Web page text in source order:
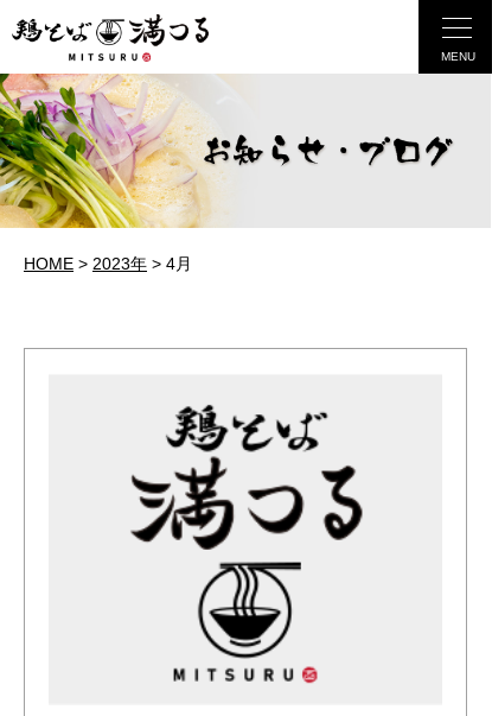
MENU
HOME > 2023年 > 4月